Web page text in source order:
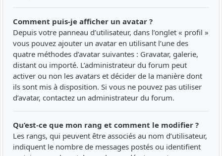
Comment puis-je afficher un avatar ?
Depuis votre panneau d’utilisateur, dans l’onglet « profil »
vous pouvez ajouter un avatar en utilisant l’une des
quatre méthodes d’avatar suivantes : Gravatar, galerie,
distant ou importé. L’administrateur du forum peut
activer ou non les avatars et décider de la manière dont
ils sont mis à disposition. Si vous ne pouvez pas utiliser
d’avatar, contactez un administrateur du forum.
Qu’est-ce que mon rang et comment le modifier ?
Les rangs, qui peuvent être associés au nom d’utilisateur,
indiquent le nombre de messages postés ou identifient